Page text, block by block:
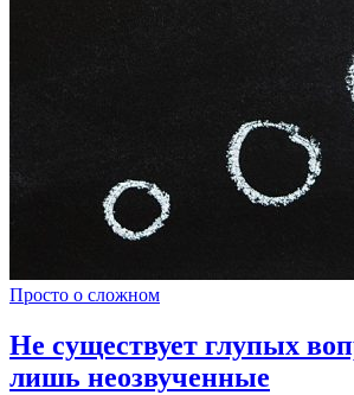
Просто о сложном
Не существует глупых
лишь неозвученные